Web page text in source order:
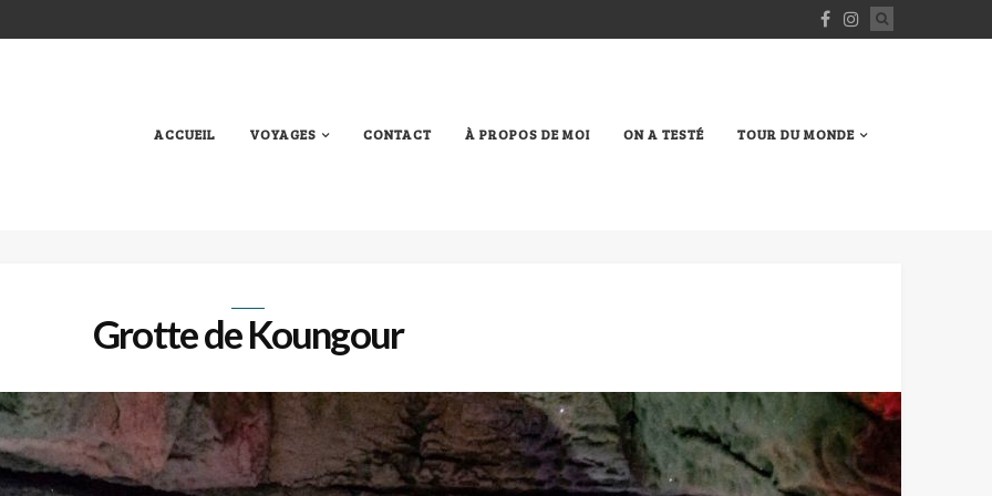
ACCUEIL VOYAGES CONTACT À PROPOS DE MOI ON A TESTÉ TOUR DU MONDE
Grotte de Koungour